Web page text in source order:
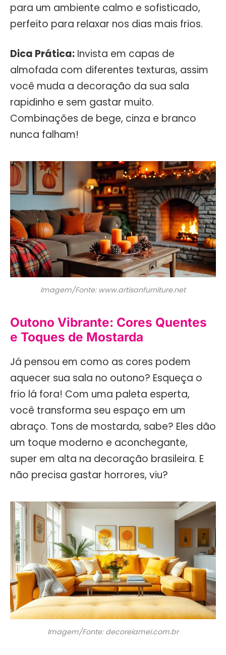
para um ambiente calmo e sofisticado,
perfeito para relaxar nos dias mais frios.
Dica Prática: Invista em capas de
almofada com diferentes texturas, assim
você muda a decoração da sua sala
rapidinho e sem gastar muito.
Combinações de bege, cinza e branco
nunca falham!
Imagem/Fonte: www.artisanfurniture.net
Outono Vibrante: Cores Quentes
e Toques de Mostarda
Já pensou em como as cores podem
aquecer sua sala no outono? Esqueça o
frio lá fora! Com uma paleta esperta,
você transforma seu espaço em um
abraço. Tons de mostarda, sabe? Eles dão
um toque moderno e aconchegante,
super em alta na decoração brasileira. E
não precisa gastar horrores, viu?
Imagem/Fonte: decoreiamei.com.br